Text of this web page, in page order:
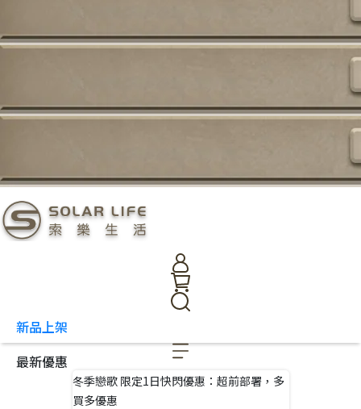
新品上架
最新優惠
冬季戀歌 限定1日快閃優惠：超前部署，多
買多優惠